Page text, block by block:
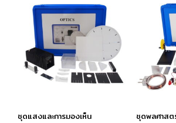
ชุดแสงและการมองเห็น ชุดพลศาสต